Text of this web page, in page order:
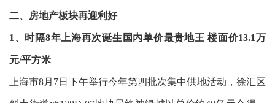
二、房地产板块再迎利好
1、时隔8年上海再次诞生国内单价最贵地王 楼面价13.1万
元/平方米
上海市8月7日下午举行今年第四批次集中供地活动，徐汇区